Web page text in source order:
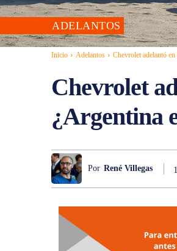
ADELANTOS
Inicio Adelantos Chevrolet adelantó
Chevrolet
¿Argentina
Por René Villegas